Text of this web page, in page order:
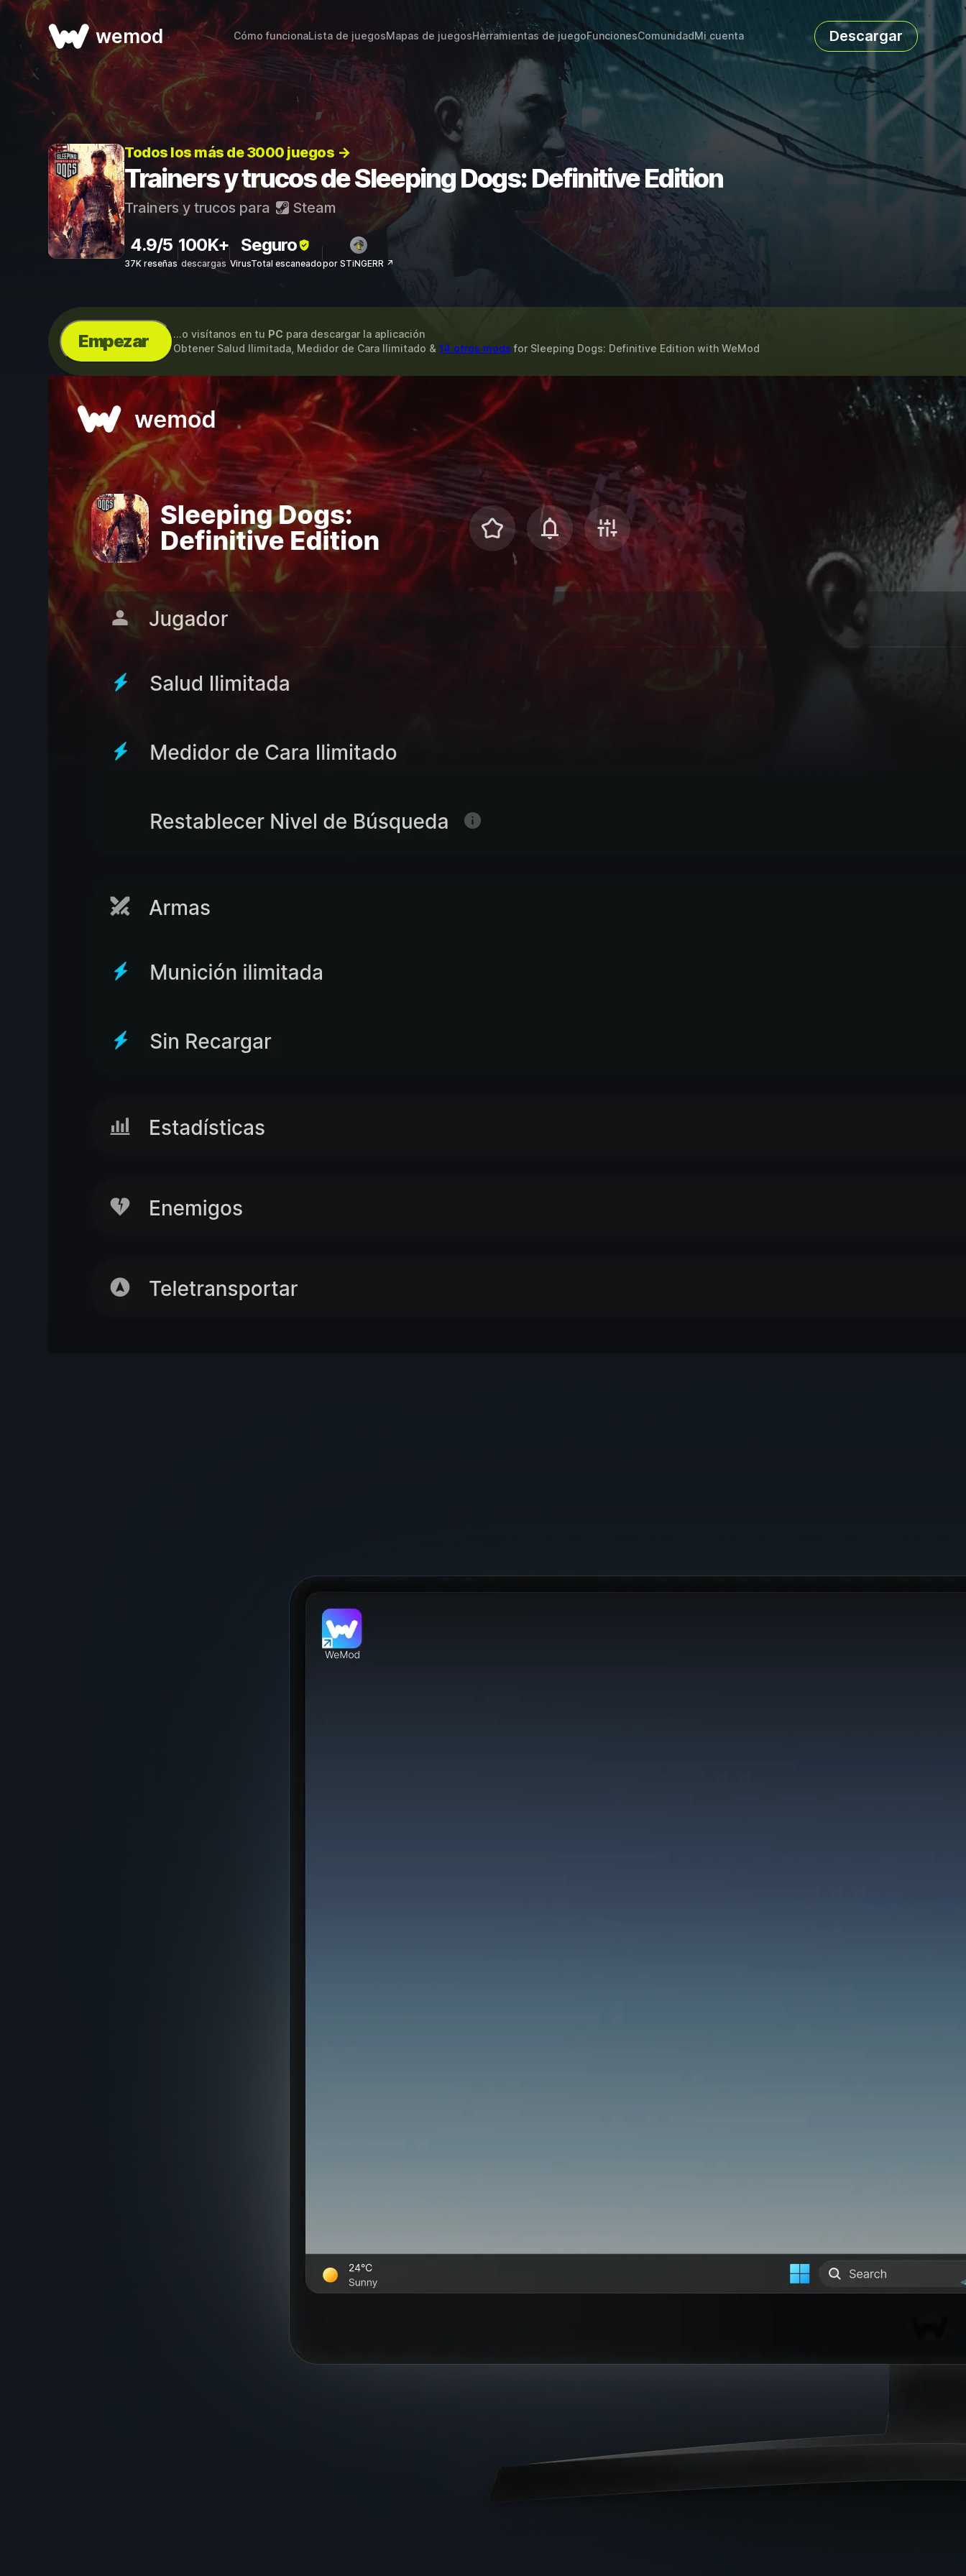
wemod Cómo funcionaLista de juegosMapas de juegosHerramientas de juegoFuncionesComunidadMi cuenta Descargar
Todos los más de 3000 juegos →
Trainers y trucos de Sleeping Dogs: Definitive Edition
Trainers y trucos para Steam
4.9/5
37K reseñas
100K+
descargas
Seguro
VirusTotal escaneadopor STiNGERR ↗
Empezar ...o visítanos en tu PC para descargar la aplicación
Obtener Salud Ilimitada, Medidor de Cara Ilimitado & 14 otros mods for Sleeping Dogs: Definitive Editionwith WeMod